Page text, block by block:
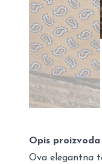
Opis proizvoda
Ova elegantna